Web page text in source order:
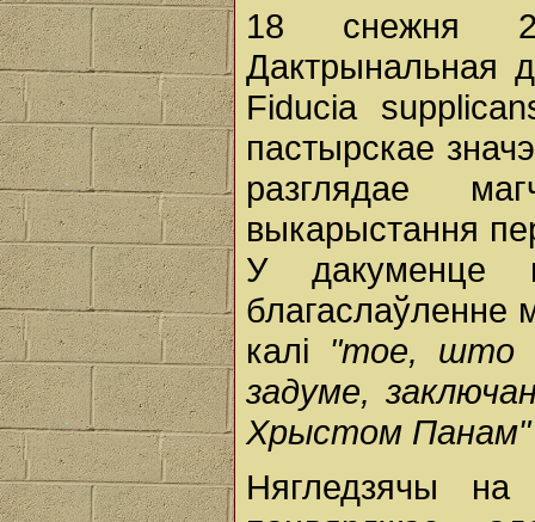
18 снежня
Дактрынальная
Fiducia
пастырскае
разглядае
выкарыстання
У дакуменце
благаслаўленне
калі "тое, што
задуме,
Хрыстом Панам"
Нягледзячы